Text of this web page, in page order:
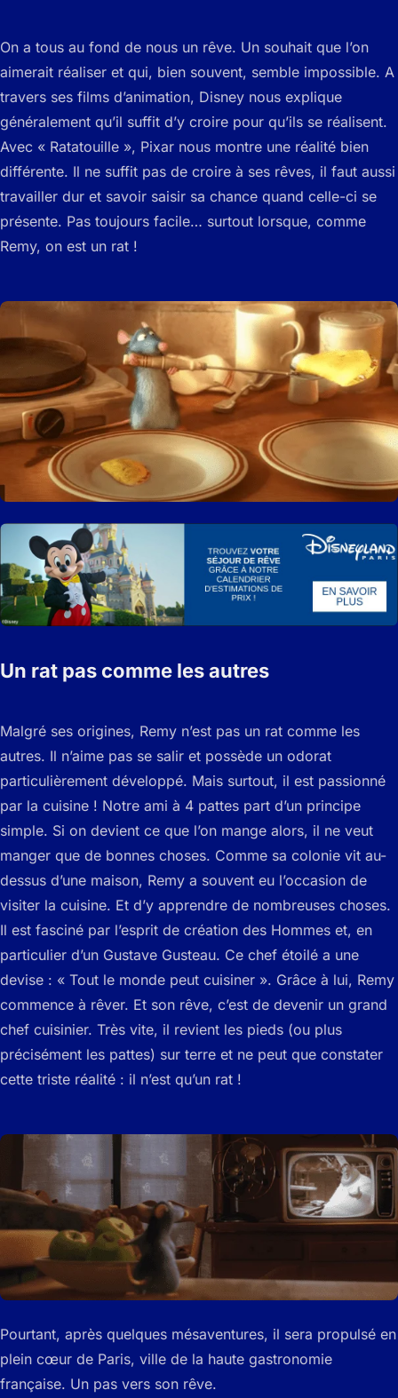
On a tous au fond de nous un rêve. Un souhait que l’on
aimerait réaliser et qui, bien souvent, semble impossible. A
travers ses films d’animation, Disney nous explique
généralement qu’il suffit d’y croire pour qu’ils se réalisent.
Avec « Ratatouille », Pixar nous montre une réalité bien
différente. Il ne suffit pas de croire à ses rêves, il faut aussi
travailler dur et savoir saisir sa chance quand celle-ci se
présente. Pas toujours facile… surtout lorsque, comme
Remy, on est un rat !
Un rat pas comme les autres
Malgré ses origines, Remy n’est pas un rat comme les
autres. Il n’aime pas se salir et possède un odorat
particulièrement développé. Mais surtout, il est passionné
par la cuisine ! Notre ami à 4 pattes part d’un principe
simple. Si on devient ce que l’on mange alors, il ne veut
manger que de bonnes choses. Comme sa colonie vit au-
dessus d’une maison, Remy a souvent eu l’occasion de
visiter la cuisine. Et d’y apprendre de nombreuses choses.
Il est fasciné par l’esprit de création des Hommes et, en
particulier d’un Gustave Gusteau. Ce chef étoilé a une
devise : « Tout le monde peut cuisiner ». Grâce à lui, Remy
commence à rêver. Et son rêve, c’est de devenir un grand
chef cuisinier. Très vite, il revient les pieds (ou plus
précisément les pattes) sur terre et ne peut que constater
cette triste réalité : il n’est qu’un rat !
Pourtant, après quelques mésaventures, il sera propulsé en
plein cœur de Paris, ville de la haute gastronomie
française. Un pas vers son rêve.